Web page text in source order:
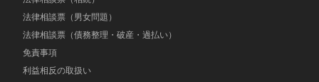
法律相談票（男女問題）
法律相談票（債務整理・破産・過払い）
免責事項
利益相反の取扱い